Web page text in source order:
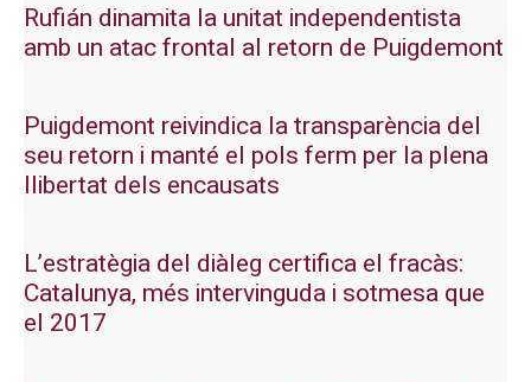
Rufián dinamita la unitat independentista
amb un atac frontal al retorn de Puigdemont
Puigdemont reivindica la transparència del
seu retorn i manté el pols ferm per la plena
llibertat dels encausats
L’estratègia del diàleg certifica el fracàs:
Catalunya, més intervinguda i sotmesa que
el 2017